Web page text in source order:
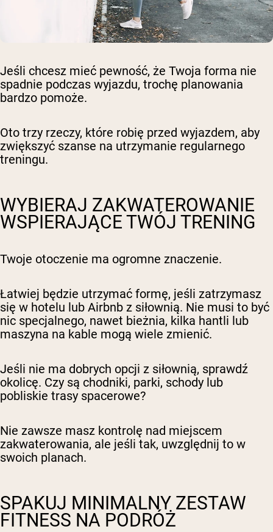
Jeśli chcesz mieć pewność, że Twoja forma nie
spadnie podczas wyjazdu, trochę planowania
bardzo pomoże.
Oto trzy rzeczy, które robię przed wyjazdem, aby
zwiększyć szanse na utrzymanie regularnego
treningu.
WYBIERAJ ZAKWATEROWANIE
WSPIERAJĄCE TWÓJ TRENING
Twoje otoczenie ma ogromne znaczenie.
Łatwiej będzie utrzymać formę, jeśli zatrzymasz
się w hotelu lub Airbnb z siłownią. Nie musi to być
nic specjalnego, nawet bieżnia, kilka hantli lub
maszyna na kable mogą wiele zmienić.
Jeśli nie ma dobrych opcji z siłownią, sprawdź
okolicę. Czy są chodniki, parki, schody lub
pobliskie trasy spacerowe?
Nie zawsze masz kontrolę nad miejscem
zakwaterowania, ale jeśli tak, uwzględnij to w
swoich planach.
SPAKUJ MINIMALNY ZESTAW
FITNESS NA PODRÓŻ